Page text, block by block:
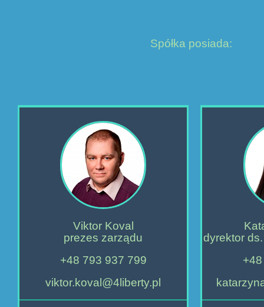
Spółka posiada:
Viktor Koval
prezes zarządu
+48 793 937 799
viktor.koval@4liberty.pl
dyrektor